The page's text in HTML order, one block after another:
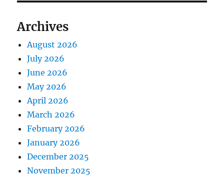
Archives
August 2026
July 2026
June 2026
May 2026
April 2026
March 2026
February 2026
January 2026
December 2025
November 2025